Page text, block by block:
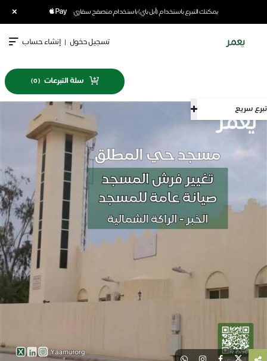
يمكنك التبرع باستخدام (أبل باي) باستخدام متصفح سفاري ×
تبرع سريع
تسجيل دخول | إنشاء حساب
سلة التبرعات (
0
)